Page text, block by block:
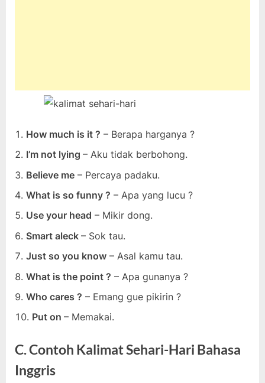
How much is it ? – Berapa harganya ?
I’m not lying – Aku tidak berbohong.
Believe me – Percaya padaku.
What is so funny ? – Apa yang lucu ?
Use your head – Mikir dong.
Smart aleck – Sok tau.
Just so you know – Asal kamu tau.
What is the point ? – Apa gunanya ?
Who cares ? – Emang gue pikirin ?
Put on – Memakai.
C. Contoh Kalimat Sehari-Hari Bahasa
Inggris